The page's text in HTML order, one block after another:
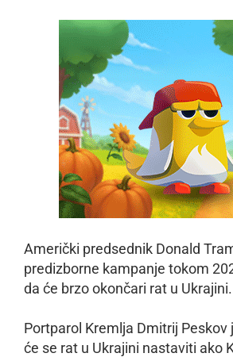
Američki predsednik Donald
predizborne kampanje tokom
da će brzo okončari rat u Ukrajini.
Portparol Kremlja Dmitrij Peskov
će se rat u Ukrajini nastaviti ako